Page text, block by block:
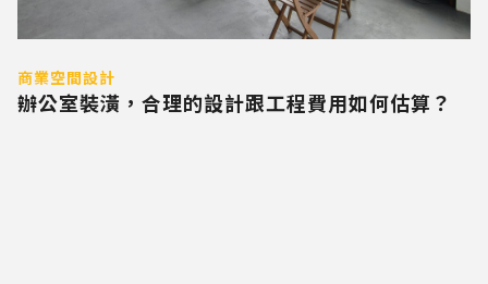
商業空間設計
辦公室裝潢，合理的設計跟工程費用如何估算？